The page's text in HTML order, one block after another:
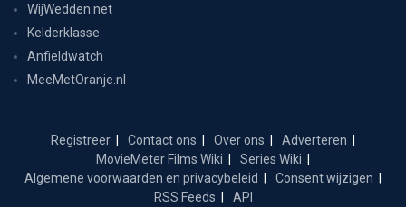
WijWedden.net
Kelderklasse
Anfieldwatch
MeeMetOranje.nl
Registreer Contact ons Over ons
Adverteren
MovieMeter Films Wiki
Series Wiki
Algemene voorwaarden en privacybeleid
Consent wijzigen
RSS Feeds
API